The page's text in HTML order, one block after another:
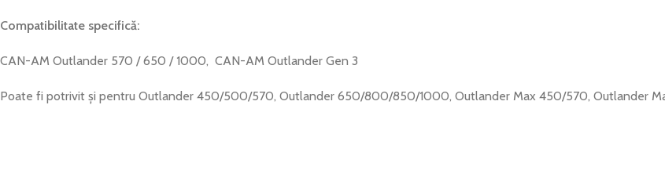
Compatibilitate specifică:
CAN-AM Outlander 570 / 650 / 1000, CAN-AM Outlander Gen 3
Poate fi potrivit și pentru Outlander 450/500/570, Outlander 650/800/850/1000, Outlander Max 450/570, Outlander